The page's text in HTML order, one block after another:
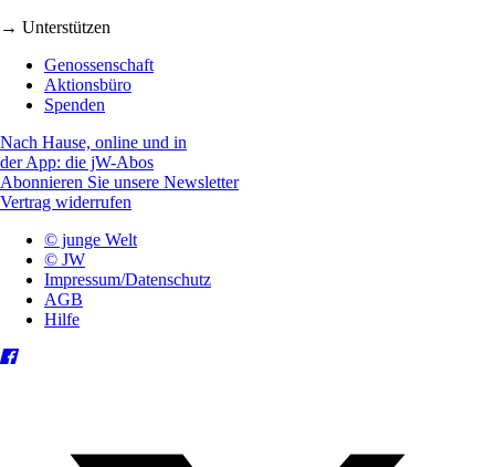
→ Unterstützen
Genossenschaft
Aktionsbüro
Spenden
Nach Hause, online und in
der App: die jW-Abos
Abonnieren Sie unsere Newsletter
Vertrag widerrufen
© junge Welt
© JW
Impressum/Datenschutz
AGB
Hilfe